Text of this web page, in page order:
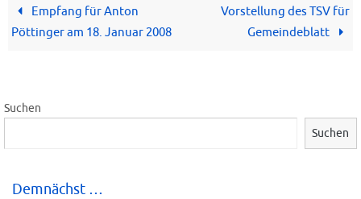
Empfang für Anton
Pöttinger am 18. Januar 2008
Vorstellung des TSV für
Gemeindeblatt
Suchen
Suchen
Demnächst …